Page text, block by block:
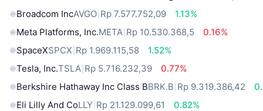
Broadcom IncAVGO Rp 7.577.752,09
1.13%
Meta Platforms, Inc.META Rp 10.530.368,5
0.16%
SpaceXSPCX Rp 1.969.115,58
1.52%
Tesla, Inc.TSLA Rp 5.716.232,39
0.77%
Berkshire Hathaway Inc Class BBRK.B Rp 9.319.386,42
Eli Lilly And CoLLY Rp 21.129.099,61
0.82%